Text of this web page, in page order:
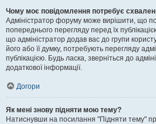
Чому моє повідомлення потребує
Адміністратор форуму може вирішити, що
попереднього перегляду перед їх
що адміністратор додав вас до групи
його або її думку, потребують перегляду
публікацією. Будь ласка, зверніться до
додаткової інформації.
Догори
Як мені знову підняти мою тему?
Натиснувши на посилання "Підняти тему"